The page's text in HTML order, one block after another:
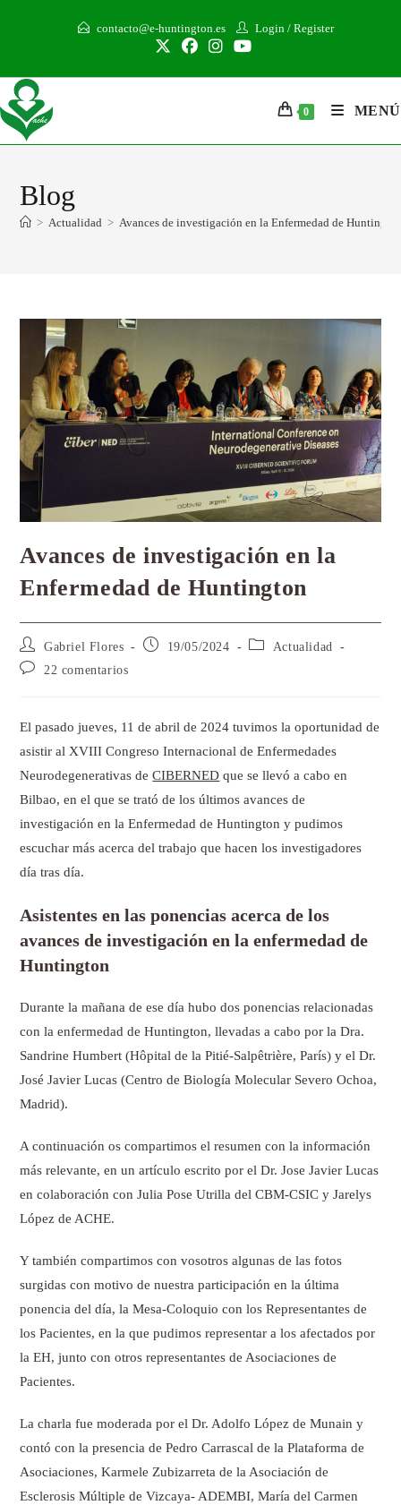
contacto@e-huntington.es Login / Register
0 MENÚ
Blog
> Actualidad > Avances de investigación en la Enfermedad de
Avances de investigación en la
Enfermedad de Huntington
Gabriel Flores 19/05/2024
Actualidad
22 comentarios
El pasado jueves, 11 de abril de 2024 tuvimos la oportunidad de
asistir al XVIII Congreso Internacional de Enfermedades
Neurodegenerativas deCIBERNED que se llevó a cabo en
Bilbao, en el que se trató de los últimos avances de
investigación en la Enfermedad de Huntington y pudimos
escuchar más acerca del trabajo que hacen los investigadores
día tras día.
Asistentes en las ponencias acerca de los
avances de investigación en la enfermedad de
Huntington
Durante la mañana de ese día hubo dos ponencias relacionadas
con la enfermedad de Huntington, llevadas a cabo por la Dra.
Sandrine Humbert (Hôpital de la Pitié-Salpêtrière, París) y el Dr.
José Javier Lucas (Centro de Biología Molecular Severo Ochoa,
Madrid).
A continuación os compartimos el resumen con la información
más relevante, en un artículo escrito por el Dr. Jose Javier Lucas
en colaboración con Julia Pose Utrilla del CBM-CSIC y Jarelys
López de ACHE.
Y también compartimos con vosotros algunas de las fotos
surgidas con motivo de nuestra participación en la última
ponencia del día, la Mesa-Coloquio con los Representantes de
los Pacientes, en la que pudimos representar a los afectados por
la EH, junto con otros representantes de Asociaciones de
Pacientes.
La charla fue moderada por el Dr. Adolfo López de Munain y
contó con la presencia de Pedro Carrascal de la Plataforma de
Asociaciones, Karmele Zubizarreta de la Asociación de
Esclerosis Múltiple de Vizcaya- ADEMBI, María del Carmen